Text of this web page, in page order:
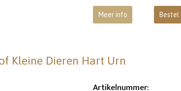
Meer info Bestel
Kleine Dieren Hart Urn
Artikelnummer: